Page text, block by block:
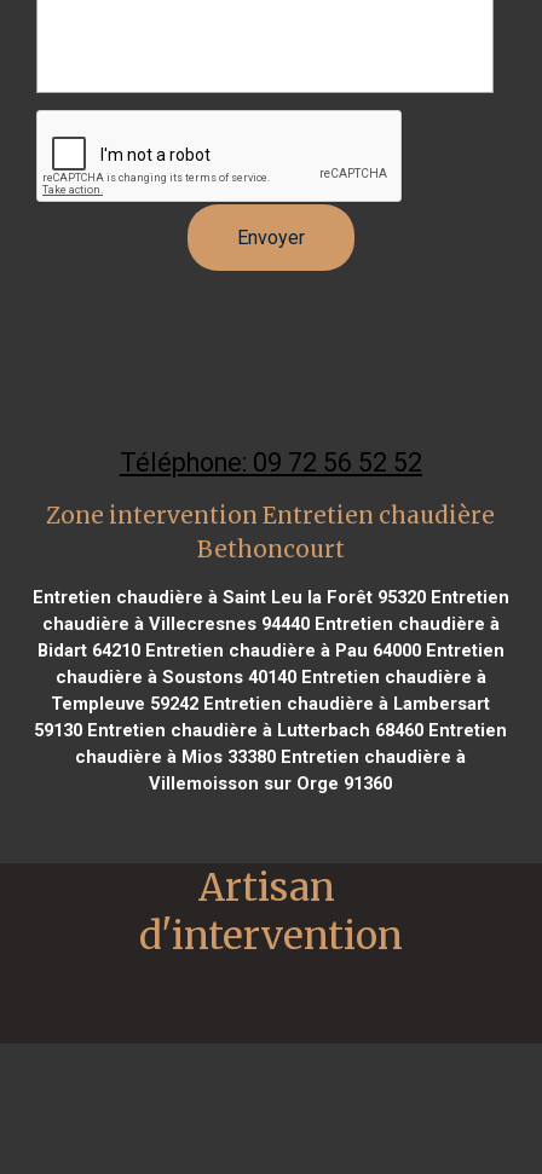
Téléphone: 09 72 56 52 52
Zone intervention Entretien chaudière
Bethoncourt
Entretien chaudière à Saint Leu la Forêt 95320Entretien
chaudière à Villecresnes 94440Entretien chaudière à
Bidart 64210Entretien chaudière à Pau 64000Entretien
chaudière à Soustons 40140Entretien chaudière à
Templeuve 59242 Entretien chaudière à Lambersart
59130 Entretien chaudière à Lutterbach 68460 Entretien
chaudière à Mios 33380 Entretien chaudière à
Villemoisson sur Orge 91360
Artisan
d'intervention